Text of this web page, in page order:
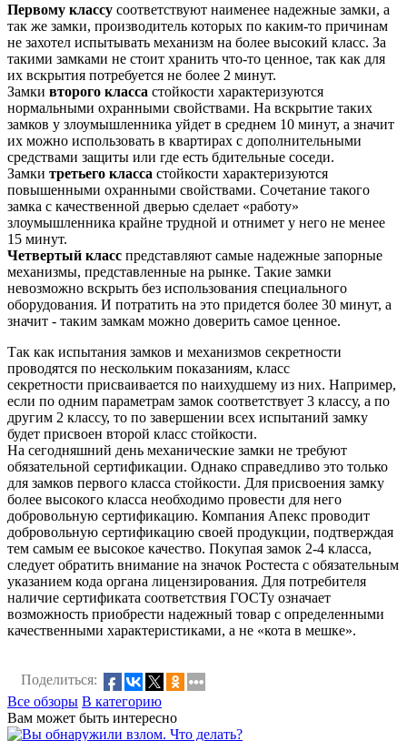
Первому классу соответствуют наименее надежные замки, а
так же замки, производитель которых по каким-то причинам
не захотел испытывать механизм на более высокий класс. За
такими замками не стоит хранить что-то ценное, так как для
их вскрытия потребуется не более 2 минут.
Замки второго класса стойкости характеризуются
нормальными охранными свойствами. На вскрытие таких
замков у злоумышленника уйдет в среднем 10 минут, а значит
их можно использовать в квартирах с дополнительными
средствами защиты или где есть бдительные соседи.
Замки третьего класса стойкости характеризуются
повышенными охранными свойствами. Сочетание такого
замка с качественной дверью сделает «работу»
злоумышленника крайне трудной и отнимет у него не менее
15 минут.
Четвертый класс представляют самые надежные запорные
механизмы, представленные на рынке. Такие замки
невозможно вскрыть без использования специального
оборудования. И потратить на это придется более 30 минут, а
значит - таким замкам можно доверить самое ценное.
Так как испытания замков и механизмов секретности
проводятся по нескольким показаниям, класс
секретности присваивается по наихудшему из них. Например,
если по одним параметрам замок соответствует 3 классу, а по
другим 2 классу, то по завершении всех испытаний замку
будет присвоен второй класс стойкости.
На сегодняшний день механические замки не требуют
обязательной сертификации. Однако справедливо это только
для замков первого класса стойкости. Для присвоения замку
более высокого класса необходимо провести для него
добровольную сертификацию. Компания Апекс проводит
добровольную сертификацию своей продукции, подтверждая
тем самым ее высокое качество. Покупая замок 2-4 класса,
следует обратить внимание на значок Ростеста с обязательным
указанием кода органа лицензирования. Для потребителя
наличие сертификата соответствия ГОСТу означает
возможность приобрести надежный товар с определенными
качественными характеристиками, а не «кота в мешке».
Поделиться:
Все обзоры В категорию
Вам может быть интересно